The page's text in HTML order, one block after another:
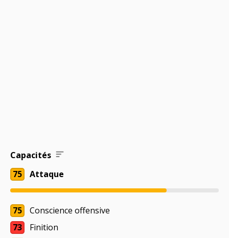
Capacités
75
Attaque
75
Conscience offensive
73
Finition